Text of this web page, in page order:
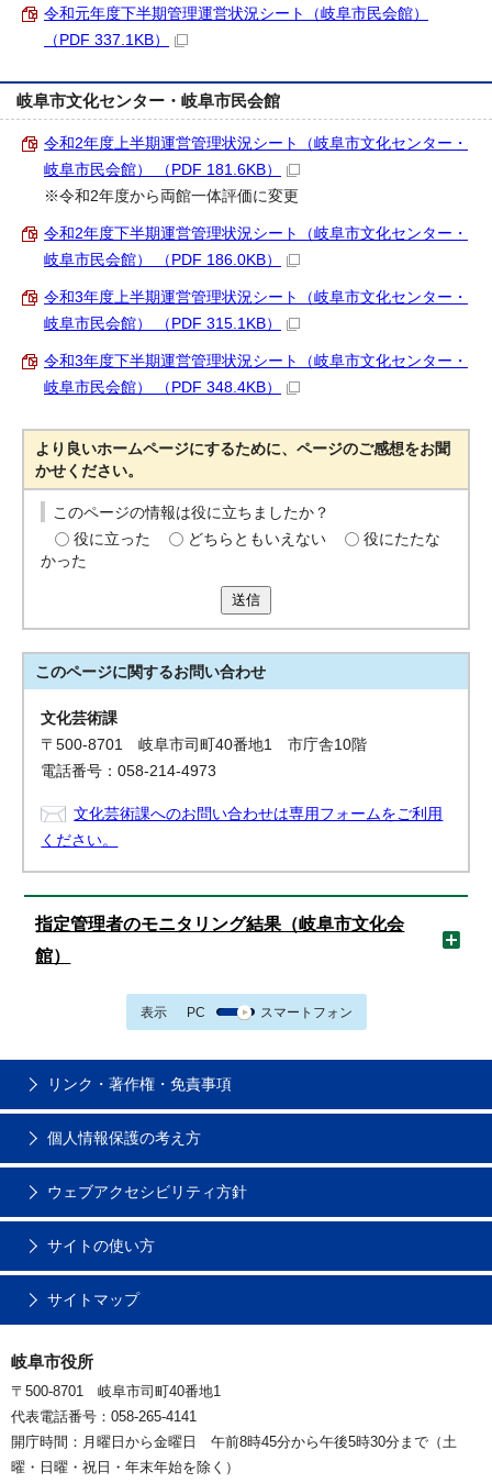
令和元年度下半期管理運営状況シート（岐阜市民会館）
（PDF 337.1KB）
岐阜市文化センター・岐阜市民会館
令和2年度上半期運営管理状況シート（岐阜市文化センター・
岐阜市民会館） （PDF 181.6KB）
※令和2年度から両館一体評価に変更
令和2年度下半期運営管理状況シート（岐阜市文化センター・
岐阜市民会館） （PDF 186.0KB）
令和3年度上半期運営管理状況シート（岐阜市文化センター・
岐阜市民会館） （PDF 315.1KB）
令和3年度下半期運営管理状況シート（岐阜市文化センター・
岐阜市民会館） （PDF 348.4KB）
より良いホームページにするために、ページのご感想をお聞
かせください。
このページの情報は役に立ちましたか？
役に立った
どちらともいえない
役にたたな
かった
送信
このページに関するお問い合わせ
文化芸術課
〒500-8701 岐阜市司町40番地1 市庁舎10階
電話番号：058-214-4973
文化芸術課へのお問い合わせは専用フォームをご利用
ください。
指定管理者のモニタリング結果（岐阜市文化会
館）
表示 PC スマートフォン
リンク・著作権・免責事項
個人情報保護の考え方
ウェブアクセシビリティ方針
サイトの使い方
サイトマップ
岐阜市役所
〒500-8701 岐阜市司町40番地1
代表電話番号：058-265-4141
開庁時間：月曜日から金曜日 午前8時45分から午後5時30分まで（土
曜・日曜・祝日・年末年始を除く）